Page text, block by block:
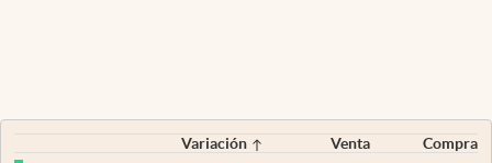
Variación Venta
Compra